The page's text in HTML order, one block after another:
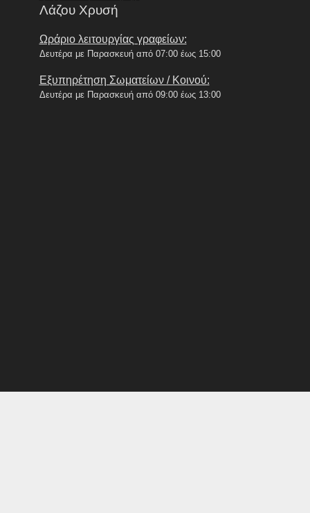
Λάζου Χρυσή
Ωράριο λειτουργίας γραφείων:
Δευτέρα με Παρασκευή από 07:00 έως 15:00
Εξυπηρέτηση Σωματείων / Κοινού:
Δευτέρα με Παρασκευή από 09:00 έως 13:00